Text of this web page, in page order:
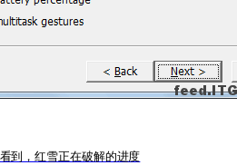
到，红雪正在破解的进度